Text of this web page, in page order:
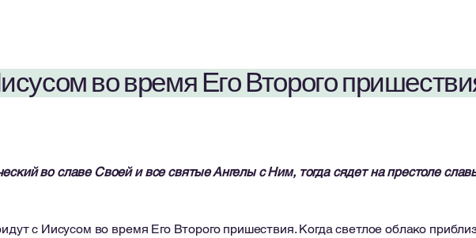
во время Его Второго
во славе Своей и все святые Ангелы с Ним, тогда сядет на престоле
с Иисусом во время Его Второго пришествия. Когда светлое облако